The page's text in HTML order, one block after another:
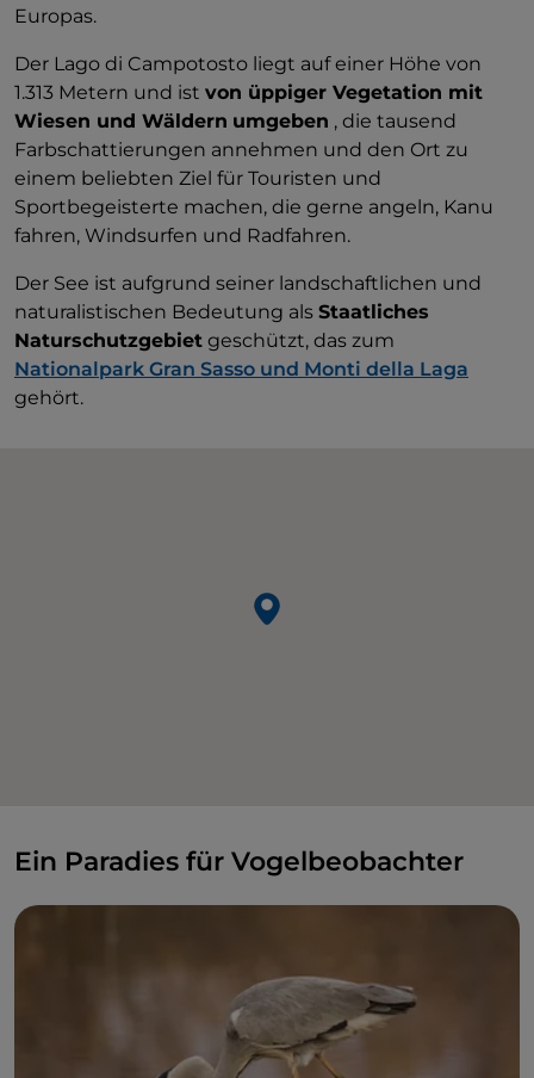
Europas.
Der Lago di Campotosto liegt auf einer Höhe von
1.313 Metern und ist von üppiger Vegetation mit
Wiesen und Wäldern umgeben , die tausend
Farbschattierungen annehmen und den Ort zu
einem beliebten Ziel für Touristen und
Sportbegeisterte machen, die gerne angeln, Kanu
fahren, Windsurfen und Radfahren.
Der See ist aufgrund seiner landschaftlichen und
naturalistischen Bedeutung als Staatliches
Naturschutzgebiet geschützt, das zum
Nationalpark Gran Sasso und Monti della Laga
gehört.
Ein Paradies für Vogelbeobachter